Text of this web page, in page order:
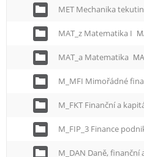
MET Mechanika tekutin
MAT_z Matematika I
MAT_a Matematika
M_MFI Mimořádné
M_FKT Finanční a
M_FIP_3 Finance
M_DAN Daně, finanční